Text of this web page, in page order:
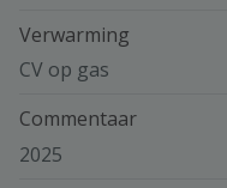
Verwarming
CV op gas
Commentaar
2025